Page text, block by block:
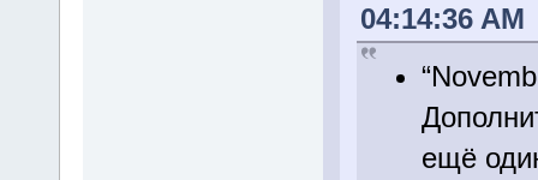
04:14:36 AM
ещё